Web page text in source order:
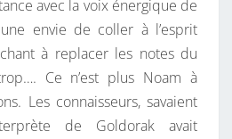
avec la voix énergique de
envie de coller à l’esprit
à replacer les notes du
Ce n’est plus Noam à
Les connaisseurs, savaient
de Goldorak avait